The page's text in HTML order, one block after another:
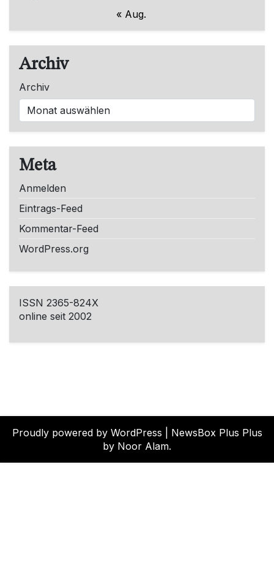
« Aug.
Archiv
Archiv
Meta
Anmelden
Eintrags-Feed
Kommentar-Feed
WordPress.org
ISSN 2365-824X
online seit 2002
Proudly powered by WordPress
NewsBox Plus Plus
by Noor Alam.